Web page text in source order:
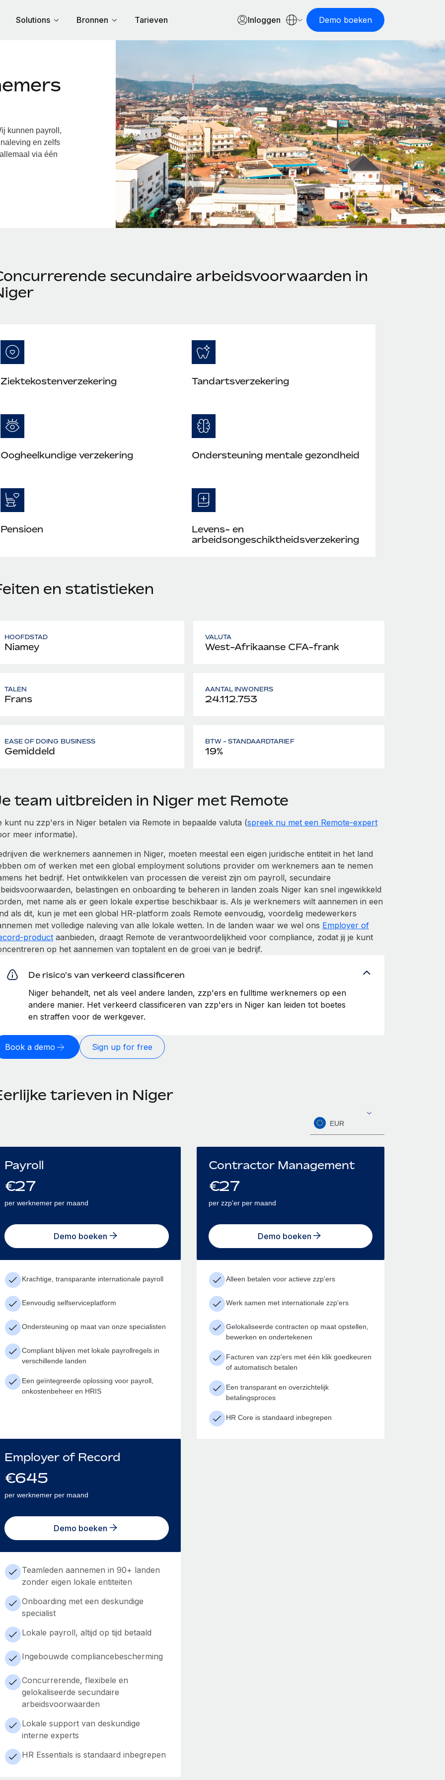
Solutions Bronnen Tarieven Inloggen Demo boeken
kunnen payroll,
en zelfs
via één
secundaire arbeidsvoorwaarden in
Ziektekostenverzekering Tandartsverzekering
Oogheelkundige verzekering Ondersteuning mentale gezondheid
Pensioen
Levens- en
arbeidsongeschiktheidsverzekering
en statistieken
HOOFDSTAD
Niamey
VALUTA
West-Afrikaanse CFA-frank
TALEN
Frans
AANTAL INWONERS
24.112.753
EASE OF DOING BUSINESS
Gemiddeld
BTW - STANDAARDTARIEF
19%
team uitbreiden in Niger met Remote
kunt nu zzp'ers in Niger betalen via Remote in bepaalde valuta (spreek nu met een Remote-expert
meer informatie).
die werknemers aannemen in Niger, moeten meestal een eigen juridische entiteit in het land
om of werken met een global employment solutions provider om werknemers aan te nemen
het bedrijf. Het ontwikkelen van processen die vereist zijn om payroll, secundaire
belastingen en onboarding te beheren in landen zoals Niger kan snel ingewikkeld
met name als er geen lokale expertise beschikbaar is. Als je werknemers wilt aannemen in een
als dit, kun je met een global HR-platform zoals Remote eenvoudig, voordelig medewerkers
met volledige naleving van alle lokale wetten. In de landen waar we wel ons Employer of
productaanbieden, draagt Remote de verantwoordelijkheid voor compliance, zodat jij je kunt
op het aannemen van toptalent en de groei van je bedrijf.
De risico's van verkeerd classificeren
Niger behandelt, net als veel andere landen, zzp'ers en fulltime werknemers op een
andere manier. Het verkeerd classificeren van zzp'ers in Niger kan leiden tot boetes
en straffen voor de werkgever.
Book a demo Sign up for free
tarieven in Niger
EUR
Payroll
€27
per werknemer per maand
Demo boeken
Krachtige, transparante internationale payroll
Eenvoudig selfserviceplatform
Ondersteuning op maat van onze specialisten
Compliant blijven met lokale payrollregels in
verschillende landen
Een geïntegreerde oplossing voor payroll,
onkostenbeheer en HRIS
Contractor Management
€27
per zzp'er per maand
Demo boeken
Alleen betalen voor actieve zzp'ers
Werk samen met internationale zzp'ers
Gelokaliseerde contracten op maat opstellen,
bewerken en ondertekenen
Facturen van zzp'ers met één klik goedkeuren
of automatisch betalen
Een transparant en overzichtelijk
betalingsproces
HR Core is standaard inbegrepen
Employer of Record
€645
per werknemer per maand
Demo boeken
Teamleden aannemen in 90+ landen
zonder eigen lokale entiteiten
Onboarding met een deskundige
specialist
Lokale payroll, altijd op tijd betaald
Ingebouwde compliancebescherming
Concurrerende, flexibele en
gelokaliseerde secundaire
arbeidsvoorwaarden
Lokale support van deskundige
interne experts
HR Essentials is standaard inbegrepen